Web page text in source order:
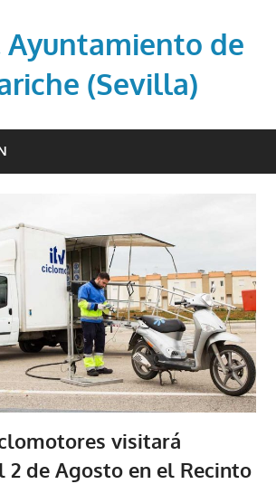
Ayuntamiento de
(Sevilla)
visitará
2 de Agosto en el Recinto